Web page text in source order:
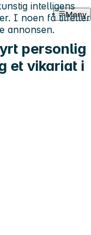
Meny
personlig
et vikariat i
intelligens
I noen få tilfeller
annonsen.